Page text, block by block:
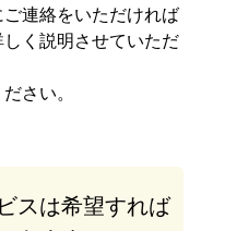
連絡をいただければ
く説明させていただ
さい。
スは希望すれば